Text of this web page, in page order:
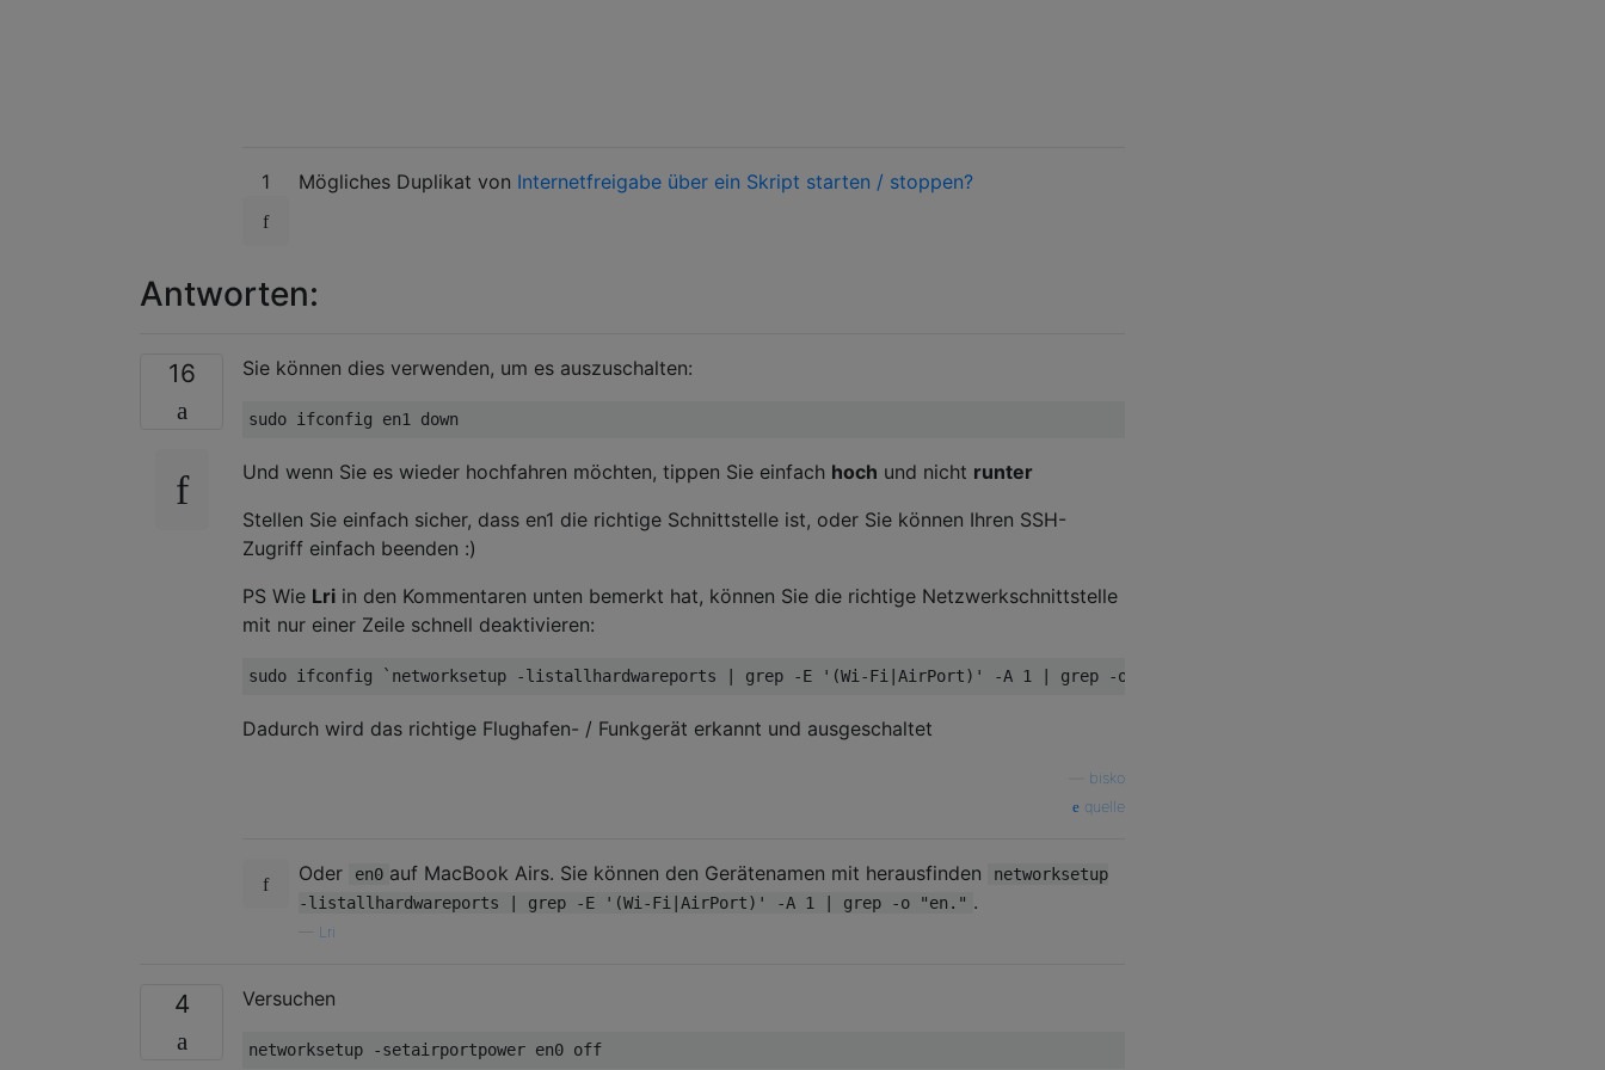
1 Mögliches Duplikat von Internetfreigabe über ein Skript starten / stoppen?
Antworten:
16 Sie können dies verwenden, um es auszuschalten:
Und wenn Sie es wieder hochfahren möchten, tippen Sie einfach hoch und nicht runter
Stellen Sie einfach sicher, dass en1 die richtige Schnittstelle ist, oder Sie können Ihren SSH-
Zugriff einfach beenden :)
PS Wie Lri in den Kommentaren unten bemerkt hat, können Sie die richtige Netzwerkschnittstelle
mit nur einer Zeile schnell deaktivieren:
Dadurch wird das richtige Flughafen- / Funkgerät erkannt und ausgeschaltet
bisko
quelle
Oder en0 auf MacBook Airs. Sie können den Gerätenamen mit herausfinden
networksetup
-listallhardwareports | grep -E '(Wi-Fi|AirPort)' -A 1 | grep -o "en." .
Lri
4 Versuchen